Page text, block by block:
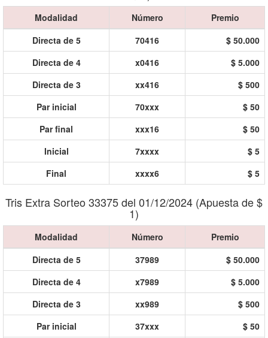
Modalidad Número
Premio
Directa de 5
70416
$ 50.000
Directa de 4
x0416
$ 5.000
Directa de 3
xx416
$ 500
Par inicial
70xxx
$ 50
Par final
xxx16
$ 50
Inicial
7xxxx
$ 5
Final
xxxx6 $ 5
Tris Extra Sorteo 33375 del 01/12/2024 (Apuesta de $
1)
Modalidad Número
Premio
Directa de 5
37989
$ 50.000
Directa de 4
x7989
$ 5.000
Directa de 3
xx989
$ 500
Par inicial
37xxx
$ 50